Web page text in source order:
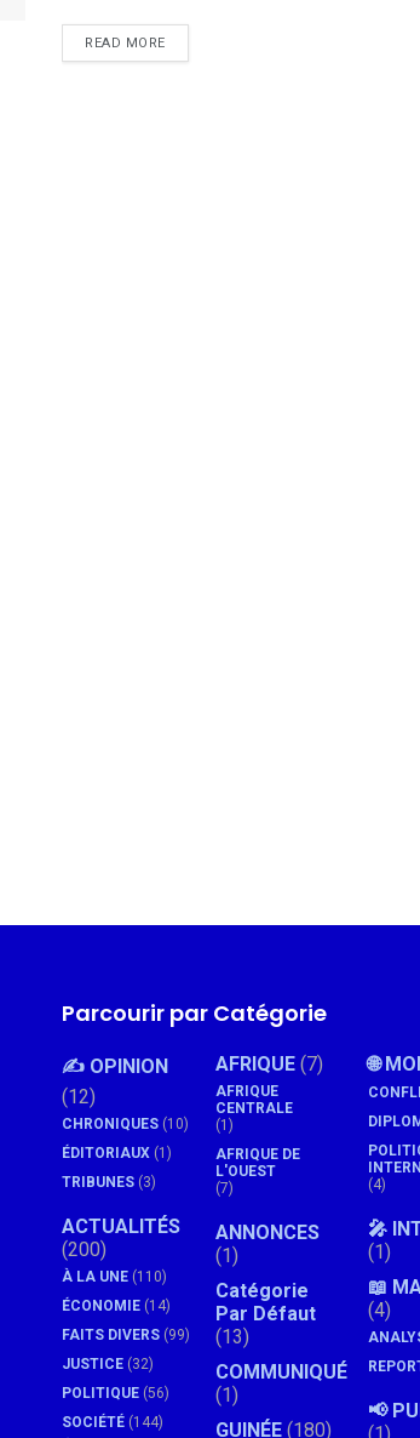
READ MORE
Parcourir par Catégorie
✍️ OPINION
(12)
CHRONIQUES (10)
ÉDITORIAUX (1)
TRIBUNES (3)
ACTUALITÉS
(200)
À LA UNE (110)
ÉCONOMIE (14)
FAITS DIVERS (99)
JUSTICE (32)
POLITIQUE (56)
SOCIÉTÉ (144)
AFRIQUE(7)
AFRIQUE
CENTRALE
(1)
AFRIQUE DE
L'OUEST
(7)
ANNONCES
(1)
Catégorie
Par Défaut
(13)
COMMUNIQUÉ
(1)
GUINÉE(180)
🌐
(4)
🎤
(1)
📖
(4)
📢
(1)